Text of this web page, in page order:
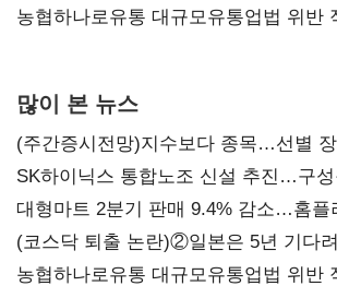
농협하나로유통 대규모유통업법 위반
많이 본 뉴스
(주간증시전망)지수보다 종목…선별
SK하이닉스 통합노조 신설 추진…구
불만 확산
대형마트 2분기 판매 9.4% 감소…홈플
(코스닥 퇴출 논란)②일본은 5년 기다
당장 퇴출?…시간만으론 부족한 코스
농협하나로유통 대규모유통업법 위반